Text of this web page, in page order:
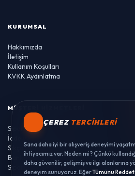
KURUMSAL
Hakkımızda
İletişim
Kullanım Koşulları
KVKK Aydınlatma
MÜŞTERI HIZMETLERI
Sipariş Takibi
İade ve Değişim
Sıkça Sorulan Sorular
Banka Hesaplarımız
Sipariş Takibi
ÇEREZ TERCIHLERI
Sana daha iyi bir alışveriş deneyimi
ihtiyacımız var. Neden mi? Çünkü
daha güvenilir, gelişmiş ve ilgi alanlarına
deneyim sunuyoruz. EğerTümünü Reddet